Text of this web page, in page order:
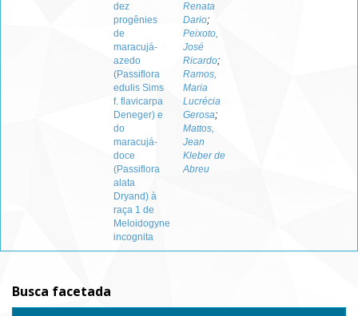
dez
progênies
de
maracujá-
azedo
(Passiflora
edulis Sims
f. flavicarpa
Deneger) e
do
maracujá-
doce
(Passiflora
alata
Dryand) à
raça 1 de
Meloidogyne
incognita
Renata
Dario;
Peixoto,
José
Ricardo;
Ramos,
Maria
Lucrécia
Gerosa;
Mattos,
Jean
Kleber de
Abreu
Busca facetada